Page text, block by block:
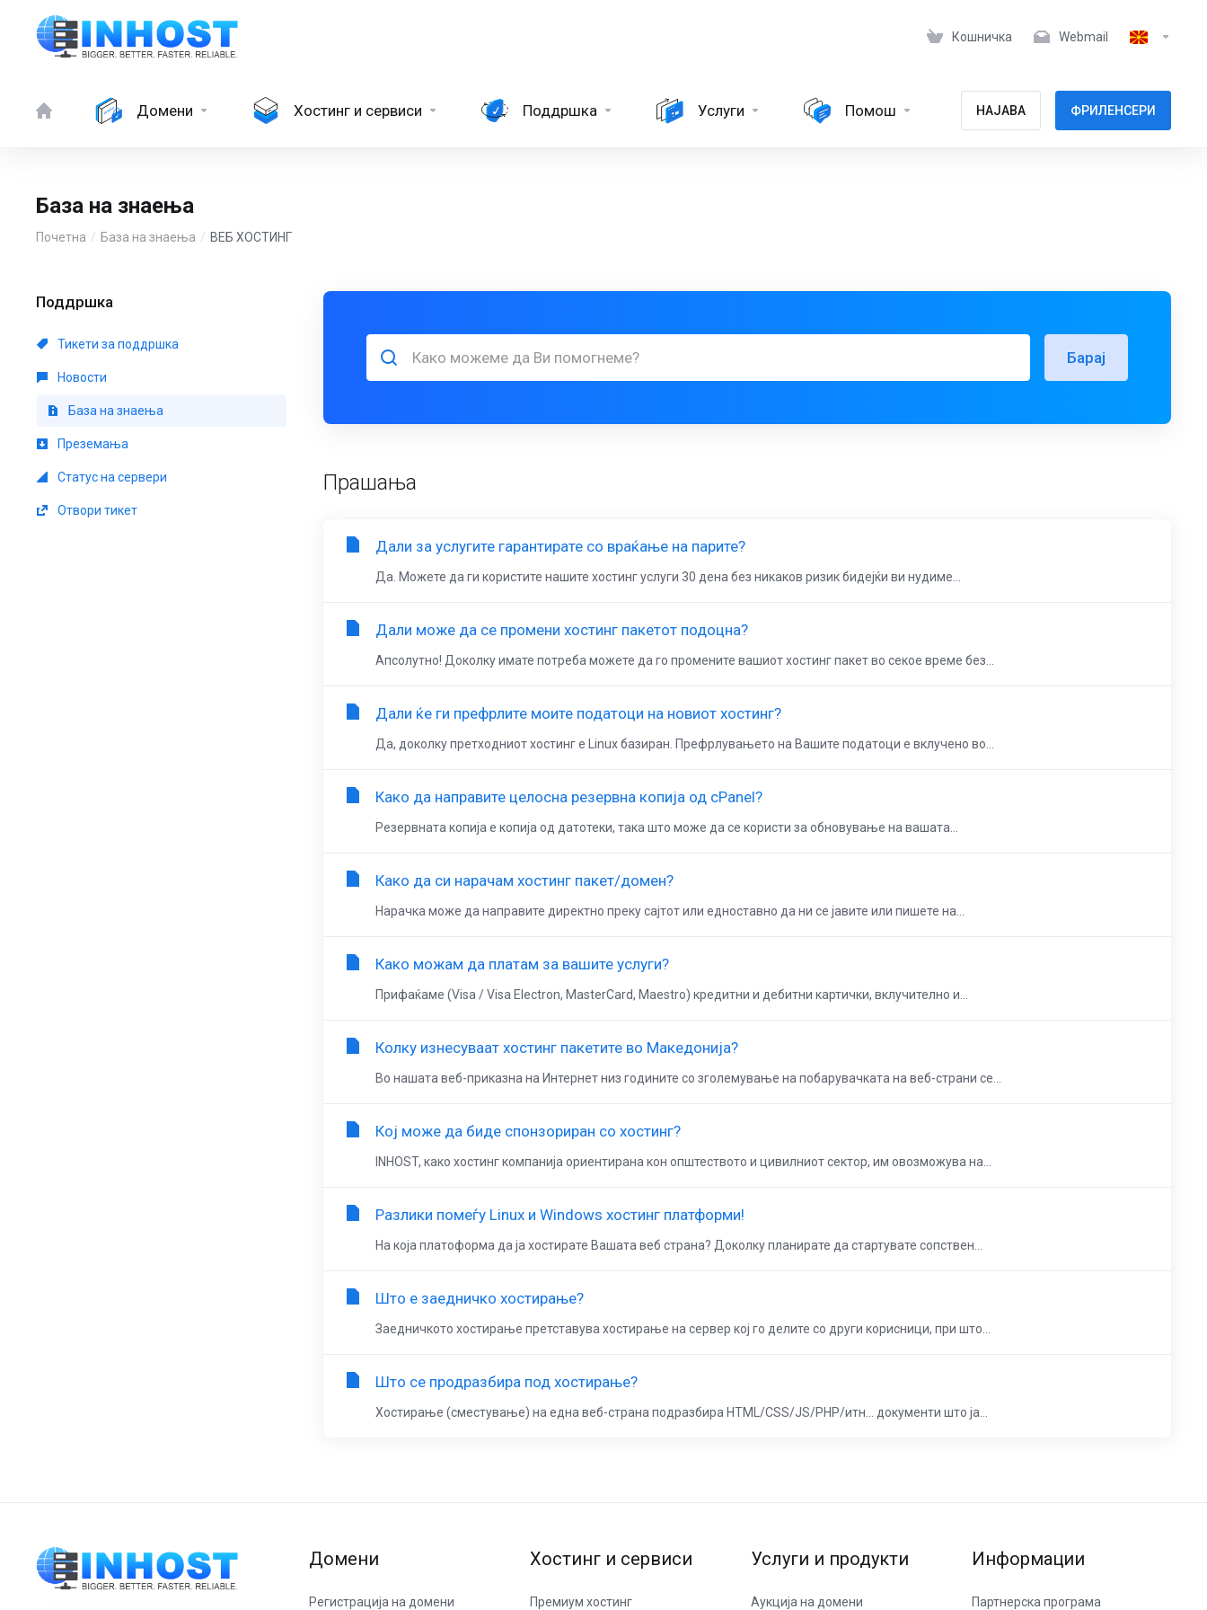
Кошничка Webmail
Домени Хостинг и сервиси Поддршка Услуги Помош НАЈАВА ФРИЛЕНСЕРИ
База на знаења
Почетна База на знаења ВЕБ ХОСТИНГ
Поддршка
Тикети за поддршка
Новости
База на знаења
Преземања
Статус на сервери
Отвори тикет
Барај
Прашања
Дали за услугите гарантирате со враќање на парите?
Да. Можете да ги користите нашите хостинг услуги 30 дена без никаков ризик бидејќи ви нудиме...
Дали може да се промени хостинг пакетот подоцна?
Апсолутно! Доколку имате потреба можете да го промените вашиот хостинг пакет во секое време без...
Дали ќе ги префрлите моите податоци на новиот хостинг?
Да, доколку претходниот хостинг е Linux базиран. Префрлувањето на Вашите податоци е вклучено во...
Како да направите целосна резервна копија од cPanel?
Резервната копија е копија од датотеки, така што може да се користи за обновување на вашата...
Како да си нарачам хостинг пакет/домен?
Нарачка може да направите директно преку сајтот или едноставно да ни се јавите или пишете на...
Како можaм да платaм за вашите услуги?
Прифаќаме (Visa / Visa Electron, MasterCard, Maestro) кредитни и дебитни картички, вклучително и...
Колку изнесуваат хостинг пакетите во Македонија?
Во нашата веб-приказна на Интернет низ годините со зголемување на побарувачката на веб-страни се...
Кој може да биде спонзориран со хостинг?
INHOST, како хостинг компанија ориентирана кон општеството и цивилниот сектор, им овозможува на...
Разлики помеѓу Linux и Windows хостинг платформи!
На која платоформа да ја хостирате Вашата веб страна? Доколку планирате да стартувате сопствен...
Што е заедничко хостирање?
Заедничкото хостирање претставува хостирање на сервер кој го делите со други корисници, при што...
Што се продразбира под хостирање?
Хостирање (сместување) на една веб-страна подразбира HTML/CSS/JS/PHP/итн… документи што ја...
Домени
Регистрација на домени
Хостинг и сервиси
Премиум хостинг
Услуги и продукти
Аукција на домени
Информации
Партнерска програма